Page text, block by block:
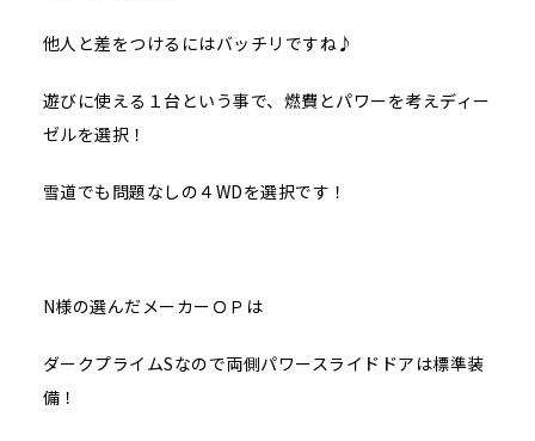
他人と差をつけるにはバッチリですね♪
遊びに使える１台という事で、燃費とパワーを考えディー
ゼルを選択！
雪道でも問題なしの４WDを選択です！
N様の選んだメーカーＯＰは
ダークプライムSなので両側パワースライドドアは標準装
備！